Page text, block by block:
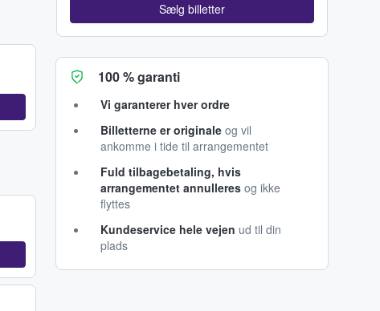
Sælg billetter
100 % garanti
Vi garanterer hver ordre
Billetterne er originale og vil
ankomme i tide til arrangementet
Fuld tilbagebetaling, hvis
arrangementet annulleres og ikke
flyttes
Kundeservice hele vejen ud til din
plads